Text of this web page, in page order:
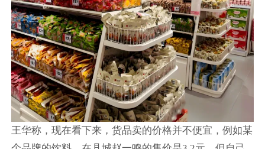
王华称，现在看下来，货品卖的价格并不便宜，例如某